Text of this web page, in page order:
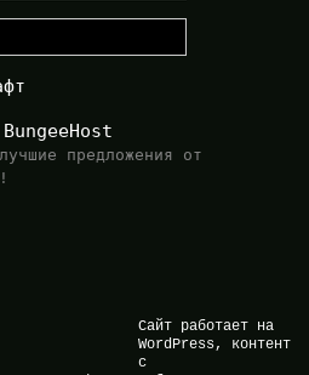
предложения от
Сайт работает на
WordPress, контент
с